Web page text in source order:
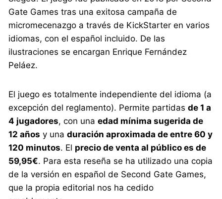
Gate Games tras una exitosa campaña de
micromecenazgo a través de KickStarter en varios
idiomas, con el español incluido. De las
ilustraciones se encargan Enrique Fernández
Peláez.
El juego es totalmente independiente del idioma (a
excepción del reglamento). Permite partidasde 1 a
4 jugadores, con unaedad mínima sugerida de
12 años y unaduración aproximada de entre 60 y
120 minutos. El precio de venta al público es de
59,95€. Para esta reseña se ha utilizado una copia
de la versión en español de Second Gate Games,
que la propia editorial nos ha cedido